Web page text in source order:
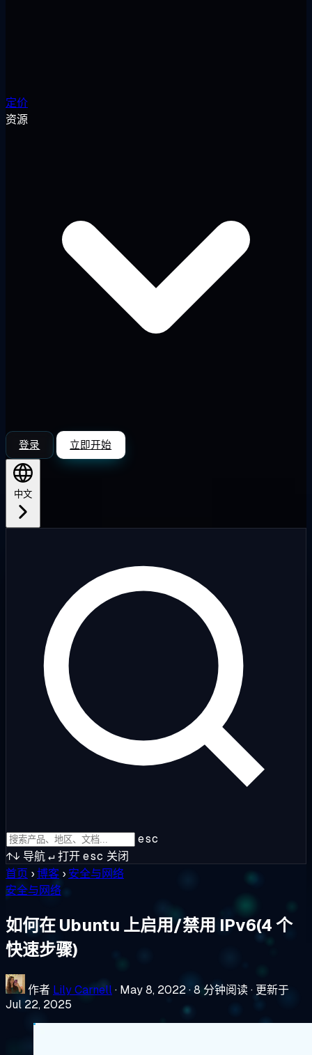
定价
资源
登录 立即开始
中文
esc
↑↓ 导航↵打开esc 关闭
首页 ›博客 › 安全与网络
安全与网络
如何在 Ubuntu 上启用/禁用 IPv6(4 个
快速步骤)
作者 Lily Carnell· May 8, 2022·8 分钟阅读· 更新于
Jul 22, 2025